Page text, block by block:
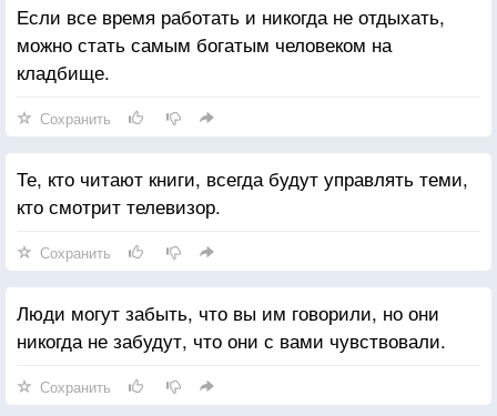
Если все время работать и никогда не отдыхать,
можно стать самым богатым человеком на
кладбище.
Сохранить
Те, кто читают книги, всегда будут управлять теми,
кто смотрит телевизор.
Сохранить
Люди могут забыть, что вы им говорили, но они
никогда не забудут, что они с вами чувствовали.
Сохранить